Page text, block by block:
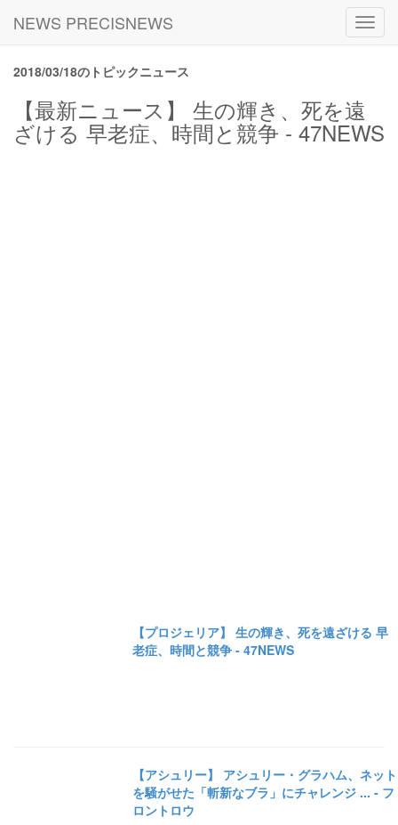
NEWS PRECISNEWS
2018/03/18のトピックニュース
【最新ニュース】 生の輝き、死を遠
ざける 早老症、時間と競争 - 47NEWS
【プロジェリア】 生の輝き、死を遠ざける 早
老症、時間と競争 - 47NEWS
【アシュリー】 アシュリー・グラハム、ネット
を騒がせた「斬新なブラ」にチャレンジ ... - フ
ロントロウ